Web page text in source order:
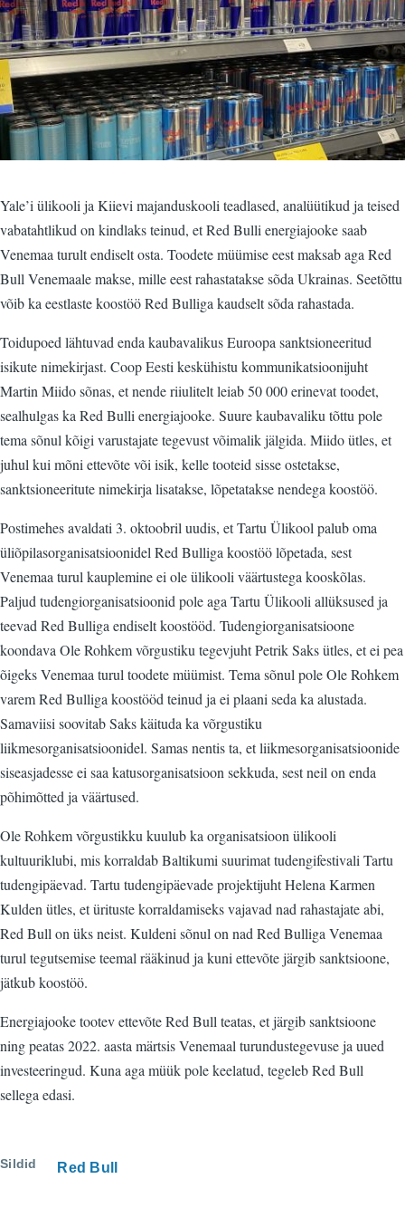
Yale’i ülikooli ja Kiievi majanduskooli teadlased, analüütikud ja teised
vabatahtlikud on kindlaks teinud, et Red Bulli energiajooke saab
Venemaa turult endiselt osta. Toodete müümise eest maksab aga Red
Bull Venemaale makse, mille eest rahastatakse sõda Ukrainas. Seetõttu
võib ka eestlaste koostöö Red Bulliga kaudselt sõda rahastada.
Toidupoed lähtuvad enda kaubavalikus Euroopa sanktsioneeritud
isikute nimekirjast. Coop Eesti keskühistu kommunikatsioonijuht
Martin Miido sõnas, et nende riiulitelt leiab 50 000 erinevat toodet,
sealhulgas ka Red Bulli energiajooke. Suure kaubavaliku tõttu pole
tema sõnul kõigi varustajate tegevust võimalik jälgida. Miido ütles, et
juhul kui mõni ettevõte või isik, kelle tooteid sisse ostetakse,
sanktsioneeritute nimekirja lisatakse, lõpetatakse nendega koostöö.
Postimehes avaldati 3. oktoobril uudis, et Tartu Ülikool palub oma
üliõpilasorganisatsioonidel Red Bulliga koostöö lõpetada, sest
Venemaa turul kauplemine ei ole ülikooli väärtustega kooskõlas.
Paljud tudengiorganisatsioonid pole aga Tartu Ülikooli allüksused ja
teevad Red Bulliga endiselt koostööd. Tudengiorganisatsioone
koondava Ole Rohkem võrgustiku tegevjuht Petrik Saks ütles, et ei pea
õigeks Venemaa turul toodete müümist. Tema sõnul pole Ole Rohkem
varem Red Bulliga koostööd teinud ja ei plaani seda ka alustada.
Samaviisi soovitab Saks käituda ka võrgustiku
liikmesorganisatsioonidel. Samas nentis ta, et liikmesorganisatsioonide
siseasjadesse ei saa katusorganisatsioon sekkuda, sest neil on enda
põhimõtted ja väärtused.
Ole Rohkem võrgustikku kuulub ka organisatsioon ülikooli
kultuuriklubi, mis korraldab Baltikumi suurimat tudengifestivali Tartu
tudengipäevad. Tartu tudengipäevade projektijuht Helena Karmen
Kulden ütles, et ürituste korraldamiseks vajavad nad rahastajate abi,
Red Bull on üks neist. Kuldeni sõnul on nad Red Bulliga Venemaa
turul tegutsemise teemal rääkinud ja kuni ettevõte järgib sanktsioone,
jätkub koostöö.
Energiajooke tootev ettevõte Red Bull teatas, et järgib sanktsioone
ning peatas 2022. aasta märtsis Venemaal turundustegevuse ja uued
investeeringud. Kuna aga müük pole keelatud, tegeleb Red Bull
sellega edasi.
Sildid Red Bull